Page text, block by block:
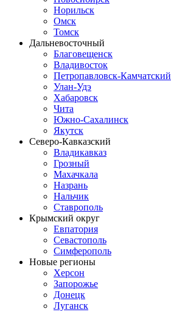
Норильск
Омск
Томск
Дальневосточный
Благовещенск
Владивосток
Петропавловск-Камчатский
Улан-Удэ
Хабаровск
Чита
Южно-Сахалинск
Якутск
Северо-Кавказский
Владикавказ
Грозный
Махачкала
Назрань
Нальчик
Ставрополь
Крымский округ
Евпатория
Севастополь
Симферополь
Новые регионы
Херсон
Запорожье
Донецк
Луганск